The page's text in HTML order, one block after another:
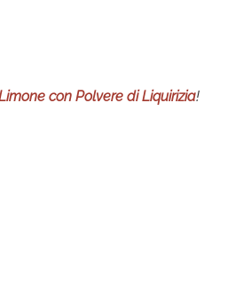
con Polvere di Liquirizia!